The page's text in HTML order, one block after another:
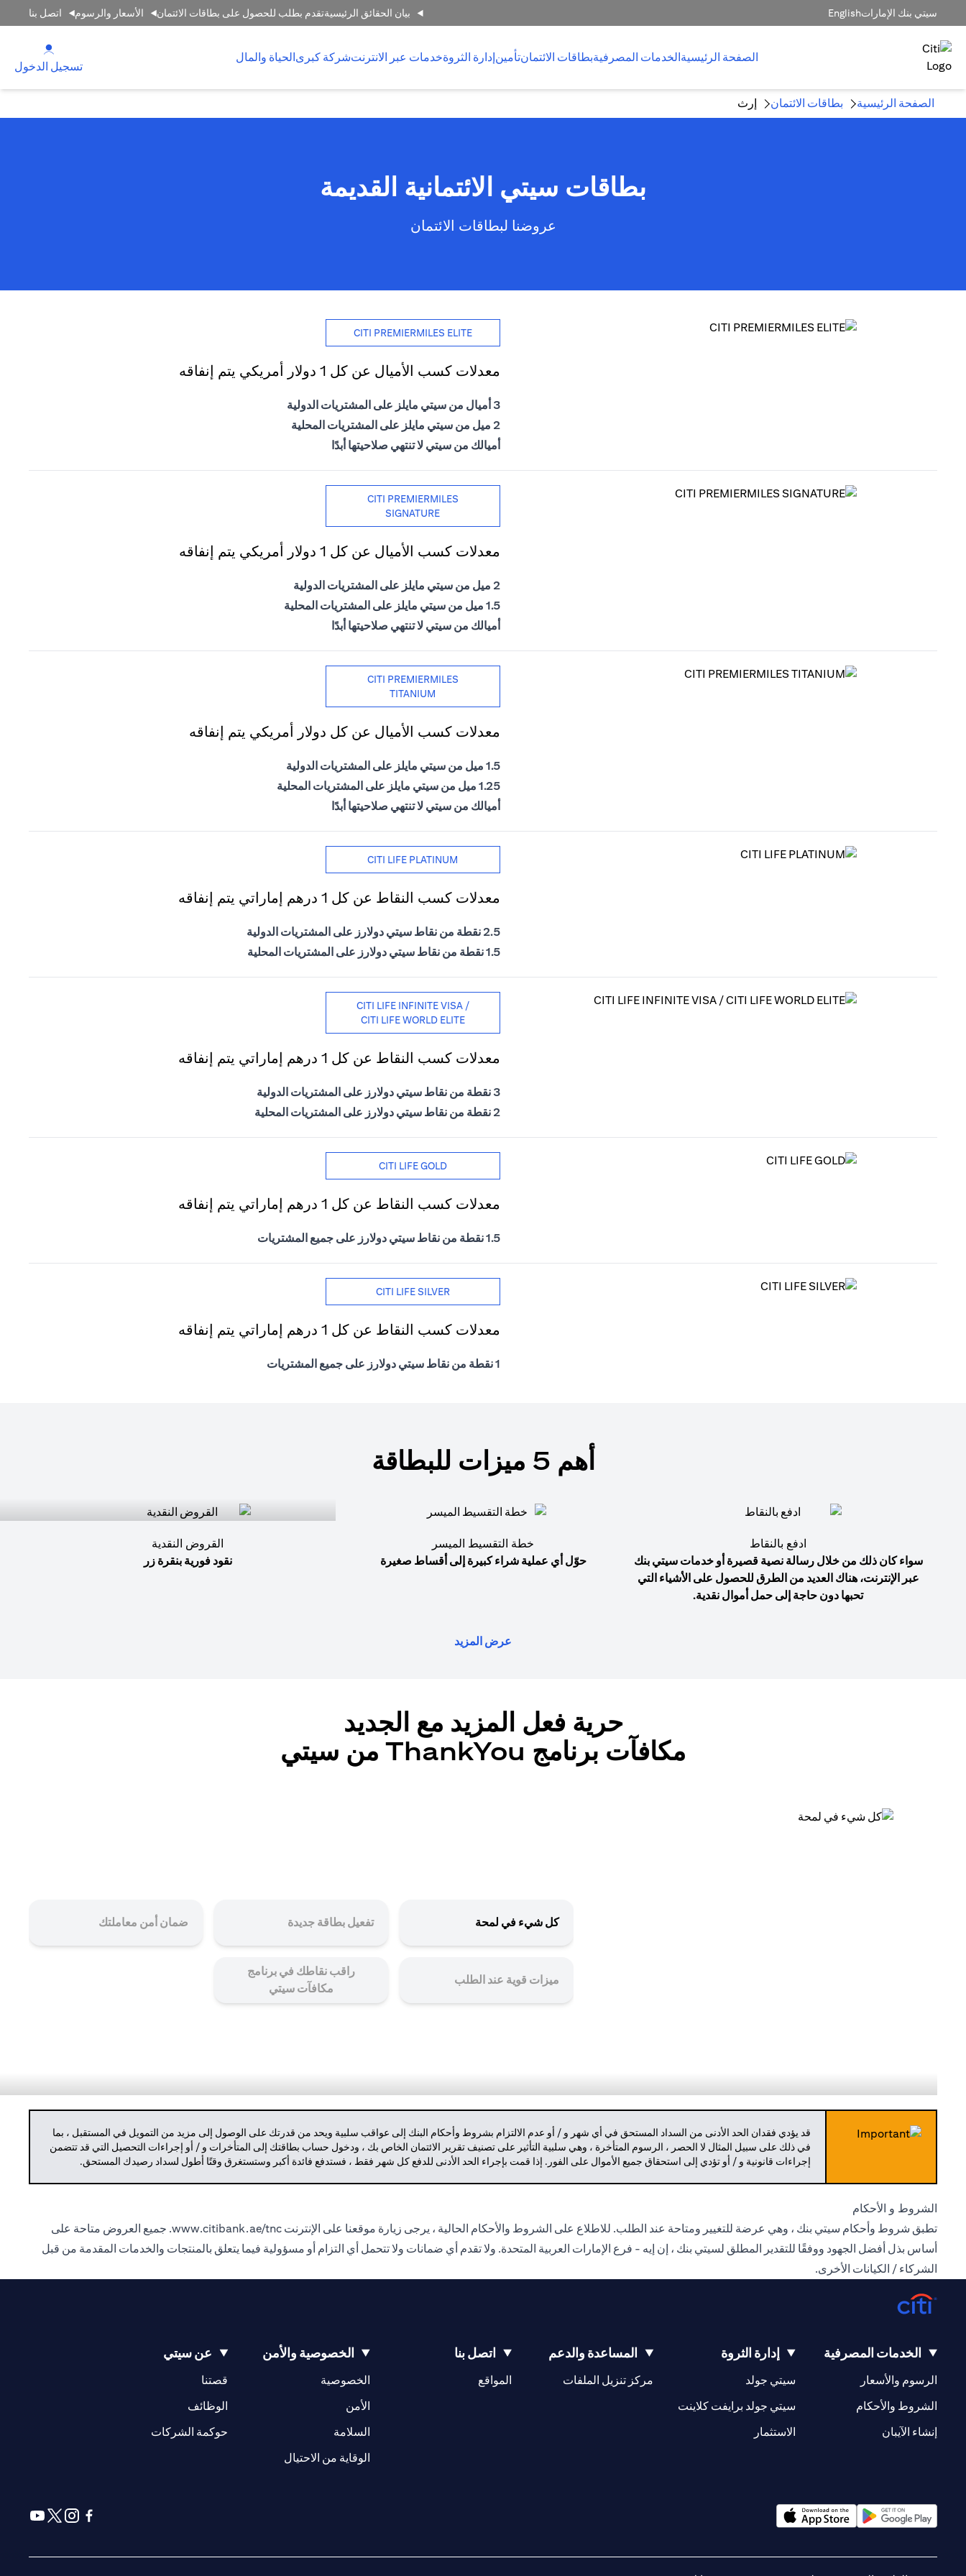
سيتي بنك الإماراتEnglish بيان الحقائق الرئيسيةتقدم بطلب للحصول على بطاقات الائتمان الأسعار والرسوم اتصل بنا
الصفحة الرئيسيةالخدمات المصرفيةبطاقات الائتمانتأمينإدارة الثروةخدمات عبر الانترنتشركة كبرىالحياة والمال
تسجيل الدخول
الصفحة الرئيسية بطاقات الائتمان إرث
بطاقات سيتي الائتمانية القديمة
عروضنا لبطاقات الائتمان
CITI PREMIERMILES ELITE
معدلات كسب الأميال عن كل 1 دولار أمريكي يتم إنفاقه
3 أميال من سيتي مايلز على المشتريات الدولية
2 ميل من سيتي مايلز على المشتريات المحلية
أميالك من سيتي لا تنتهي صلاحيتها أبدًا
CITI PREMIERMILES
SIGNATURE
معدلات كسب الأميال عن كل 1 دولار أمريكي يتم إنفاقه
2 ميل من سيتي مايلز على المشتريات الدولية
1.5 ميل من سيتي مايلز على المشتريات المحلية
أميالك من سيتي لا تنتهي صلاحيتها أبدًا
CITI PREMIERMILES
TITANIUM
معدلات كسب الأميال عن كل دولار أمريكي يتم إنفاقه
1.5 ميل من سيتي مايلز على المشتريات الدولية
1.25 ميل من سيتي مايلز على المشتريات المحلية
أميالك من سيتي لا تنتهي صلاحيتها أبدًا
CITI LIFE PLATINUM
معدلات كسب النقاط عن كل 1 درهم إماراتي يتم إنفاقه
2.5 نقطة من نقاط سيتي دولارز على المشتريات الدولية
1.5 نقطة من نقاط سيتي دولارز على المشتريات المحلية
CITI LIFE INFINITE VISA /
CITI LIFE WORLD ELITE
معدلات كسب النقاط عن كل 1 درهم إماراتي يتم إنفاقه
3 نقطة من نقاط سيتي دولارز على المشتريات الدولية
2 نقطة من نقاط سيتي دولارز على المشتريات المحلية
CITI LIFE GOLD
معدلات كسب النقاط عن كل 1 درهم إماراتي يتم إنفاقه
1.5 نقطة من نقاط سيتي دولارز على جميع المشتريات
CITI LIFE SILVER
معدلات كسب النقاط عن كل 1 درهم إماراتي يتم إنفاقه
1 نقطة من نقاط سيتي دولارز على جميع المشتريات
أهم 5 ميزات للبطاقة
ادفع بالنقاط
سواء كان ذلك من خلال رسالة نصية قصيرة أو خدمات سيتي بنك
عبر الإنترنت، هناك العديد من الطرق للحصول على الأشياء التي
تحبها دون حاجة إلى حمل أموال نقدية.
خطة التقسيط الميسر
حوّل أي عملية شراء كبيرة إلى أقساط صغيرة
القروض النقدية
نقود فورية بنقرة زر
عرض المزيد
حرية فعل المزيد مع الجديد
مكافآت برنامج ThankYou من سيتي
كل شيء في لمحة تفعيل بطاقة جديدة ضمان أمن معاملتك
ميزات قوية عند الطلب
راقب نقاطك في برنامج
مكافآت سيتي
قد يؤدي فقدان الحد الأدنى من السداد المستحق في أي شهر و / أو عدم الالتزام بشروط وأحكام البنك إلى عواقب سلبية ويحد من قدرتك على الوصول إلى مزيد من التمويل في المستقبل ، بما
في ذلك على سبيل المثال لا الحصر ، الرسوم المتأخرة ، وهي سلبية التأثير على تصنيف تقرير الائتمان الخاص بك ، ودخول حساب بطاقتك إلى المتأخرات و / أو إجراءات التحصيل التي قد تتضمن
إجراءات قانونية و / أو تؤدي إلى استحقاق جميع الأموال على الفور. إذا قمت بإجراء الحد الأدنى للدفع كل شهر فقط ، فستدفع فائدة أكبر وستستغرق وقتًا أطول لسداد رصيدك المستحق.
الشروط و الأحكام
تطبق شروط وأحكام سيتي بنك ، وهي عرضة للتغيير ومتاحة عند الطلب. للاطلاع على الشروط والأحكام الحالية ، يرجى زيارة موقعنا على الإنترنت www.citibank.ae/tnc. جميع العروض متاحة على
أساس بذل أفضل الجهود ووفقًا للتقدير المطلق لسيتي بنك ، إن إيه - فرع الإمارات العربية المتحدة. ولا تقدم أي ضمانات ولا تتحمل أي التزام أو مسؤولية فيما يتعلق بالمنتجات والخدمات المقدمة من قبل
الشركاء / الكيانات الأخرى.
الخدمات المصرفية
الرسوم والأسعار
الشروط والأحكام
إنشاء الآيبان
إدارة الثروة
سيتي جولد
سيتي جولد برايفت كلاينت
الاستثمار
المساعدة والدعم
مركز تنزيل الملفات
اتصل بنا
المواقع
(opens in a new tab)
الخصوصية والأمن
الخصوصية
الأمن
السلامة
الوقاية من الاحتيال
عن سيتي
قصتنا
(opens in a new tab)
الوظائف
(opens in a new tab)
حوكمة الشركات
(opens in a new tab)